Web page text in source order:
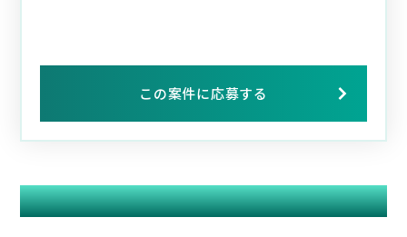
この案件に応募する
関連する案件